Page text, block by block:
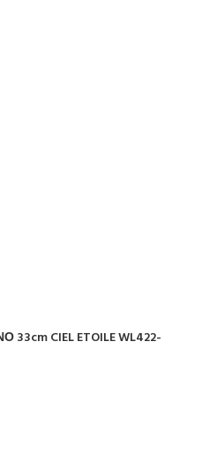
CIEL ETOILE WL422-